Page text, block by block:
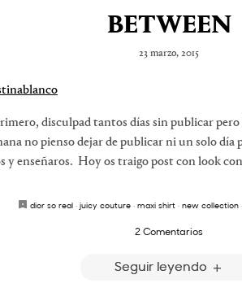
BETWEEN
23 marzo, 2015
disculpad tantos días sin publicar
no pienso dejar de publicar ni un solo
y enseñaros. Hoy os traigo post con look
dior so real · juicy couture · maxi shirt · new collection ·
2 Comentarios
Seguir leyendo